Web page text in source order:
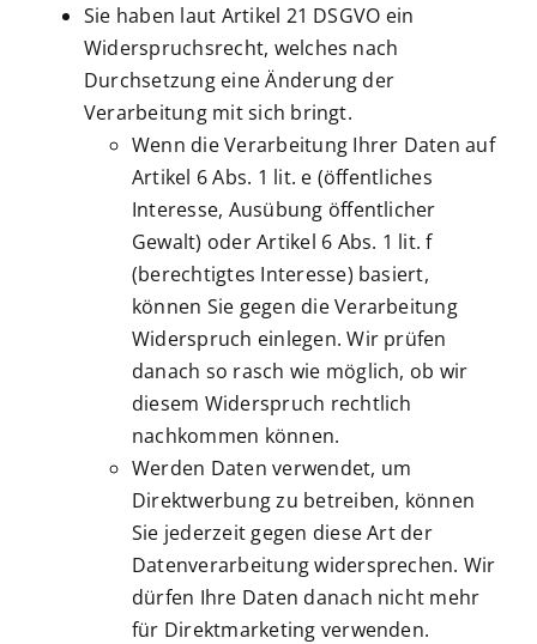
Sie haben laut Artikel 21 DSGVO ein
Widerspruchsrecht, welches nach
Durchsetzung eine Änderung der
Verarbeitung mit sich bringt.
Wenn die Verarbeitung Ihrer Daten auf
Artikel 6 Abs. 1 lit. e (öffentliches
Interesse, Ausübung öffentlicher
Gewalt) oder Artikel 6 Abs. 1 lit. f
(berechtigtes Interesse) basiert,
können Sie gegen die Verarbeitung
Widerspruch einlegen. Wir prüfen
danach so rasch wie möglich, ob wir
diesem Widerspruch rechtlich
nachkommen können.
Werden Daten verwendet, um
Direktwerbung zu betreiben, können
Sie jederzeit gegen diese Art der
Datenverarbeitung widersprechen. Wir
dürfen Ihre Daten danach nicht mehr
für Direktmarketing verwenden.